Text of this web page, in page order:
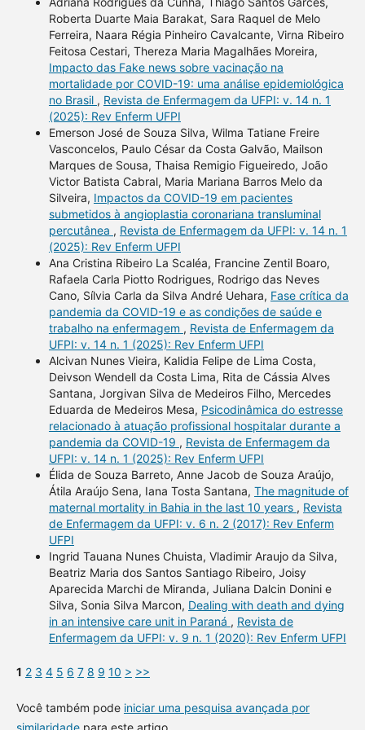
Roberta Duarte Maia Barakat, Sara Raquel de Melo
Ferreira, Naara Régia Pinheiro Cavalcante, Virna Ribeiro
Feitosa Cestari, Thereza Maria Magalhães Moreira,
Impacto das Fake news sobre vacinação na
mortalidade por COVID-19: uma análise epidemiológica
no Brasil , Revista de Enfermagem da UFPI: v. 14 n. 1
(2025): Rev Enferm UFPI
Emerson José de Souza Silva, Wilma Tatiane Freire
Vasconcelos, Paulo César da Costa Galvão, Mailson
Marques de Sousa, Thaisa Remigio Figueiredo, João
Victor Batista Cabral, Maria Mariana Barros Melo da
Silveira, Impactos da COVID-19 em pacientes
submetidos à angioplastia coronariana transluminal
percutânea , Revista de Enfermagem da UFPI: v. 14 n. 1
(2025): Rev Enferm UFPI
Ana Cristina Ribeiro La Scaléa, Francine Zentil Boaro,
Rafaela Carla Piotto Rodrigues, Rodrigo das Neves
Cano, Sílvia Carla da Silva André Uehara, Fase crítica da
pandemia da COVID-19 e as condições de saúde e
trabalho na enfermagem , Revista de Enfermagem da
UFPI: v. 14 n. 1 (2025): Rev Enferm UFPI
Alcivan Nunes Vieira, Kalidia Felipe de Lima Costa,
Deivson Wendell da Costa Lima, Rita de Cássia Alves
Santana, Jorgivan Silva de Medeiros Filho, Mercedes
Eduarda de Medeiros Mesa, Psicodinâmica do estresse
relacionado à atuação profissional hospitalar durante a
pandemia da COVID-19 , Revista de Enfermagem da
UFPI: v. 14 n. 1 (2025): Rev Enferm UFPI
Élida de Souza Barreto, Anne Jacob de Souza Araújo,
Átila Araújo Sena, Iana Tosta Santana, The magnitude of
maternal mortality in Bahia in the last 10 years , Revista
de Enfermagem da UFPI: v. 6 n. 2 (2017): Rev Enferm
UFPI
Ingrid Tauana Nunes Chuista, Vladimir Araujo da Silva,
Beatriz Maria dos Santos Santiago Ribeiro, Joisy
Aparecida Marchi de Miranda, Juliana Dalcin Donini e
Silva, Sonia Silva Marcon, Dealing with death and dying
in an intensive care unit in Paraná , Revista de
Enfermagem da UFPI: v. 9 n. 1 (2020): Rev Enferm UFPI
1 2 3 4 5 6 7 8 9 10 > >>
Você também pode iniciar uma pesquisa avançada por
similaridadepara este artigo.